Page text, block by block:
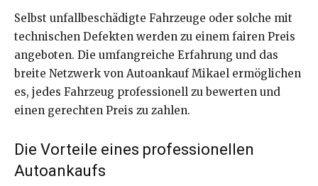
Selbst unfallbeschädigte Fahrzeuge oder solche mit
technischen Defekten werden zu einem fairen Preis
angeboten. Die umfangreiche Erfahrung und das
breite Netzwerk von Autoankauf Mikael ermöglichen
es, jedes Fahrzeug professionell zu bewerten und
einen gerechten Preis zu zahlen.
Die Vorteile eines professionellen
Autoankaufs